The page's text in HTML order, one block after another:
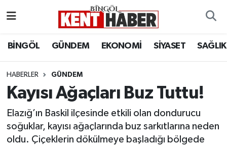
BİNGÖL GÜNDEM EKONOMİ SİYASET SAĞLIK
HABERLER GÜNDEM
Kayısı Ağaçları Buz Tuttu!
Elazığ’ın Baskil ilçesinde etkili olan dondurucu
soğuklar, kayısı ağaçlarında buz sarkıtlarına neden
oldu. Çiçeklerin dökülmeye başladığı bölgede
BİLİM-TEKNOLOJİ
DÜNYA
EĞİTİM
EKONOMİ
Bingöl Hava Durumu
Bingöl Namaz Vakitleri
Bingöl Trafik Yoğunluk Haritası
Süper Lig Puan Durumu ve Fikstür